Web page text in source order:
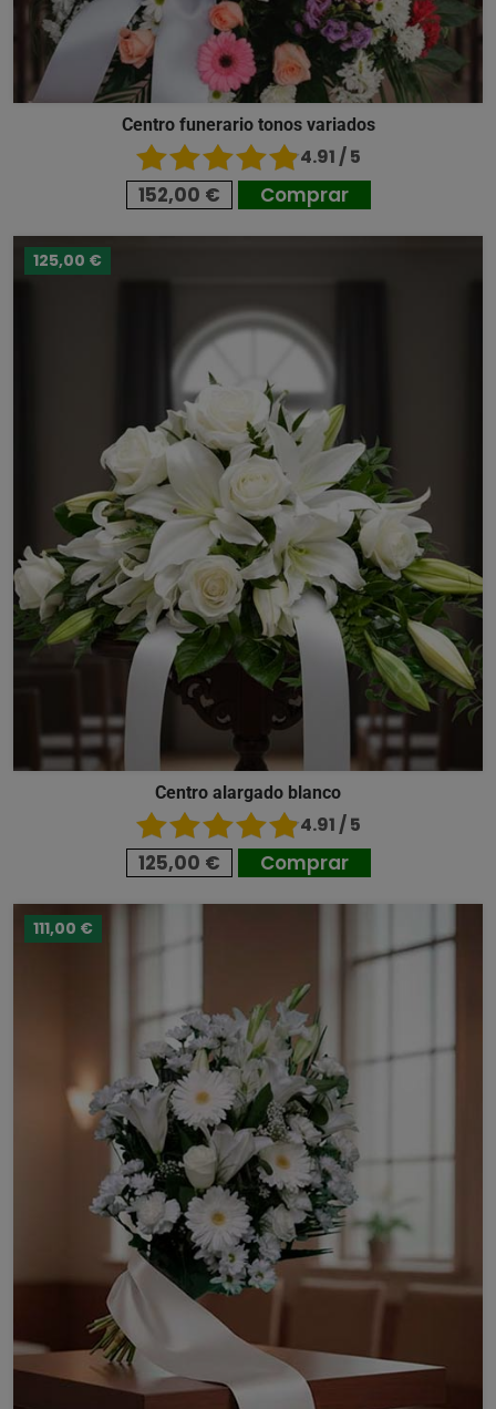
Centro funerario tonos variados
4.91 / 5
152,00 € Comprar
125,00 €
Centro alargado blanco
4.91 / 5
125,00 € Comprar
111,00 €